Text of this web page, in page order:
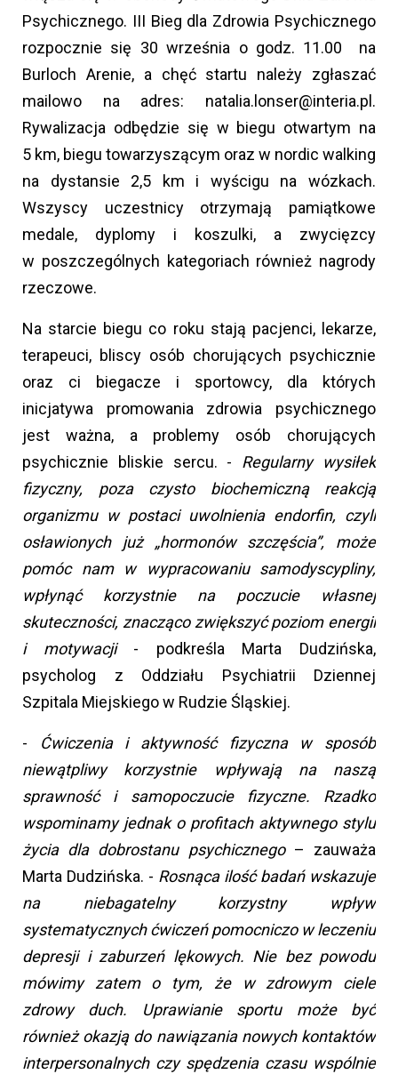
Psychicznego. III Bieg dla Zdrowia Psychicznego
rozpocznie się 30 września o godz. 11.00 na
Burloch Arenie, a chęć startu należy zgłaszać
mailowo na adres: natalia.lonser@interia.pl.
Rywalizacja odbędzie się w biegu otwartym na
5 km, biegu towarzyszącym oraz w nordic walking
na dystansie 2,5 km i wyścigu na wózkach.
Wszyscy uczestnicy otrzymają pamiątkowe
medale, dyplomy i koszulki, a zwycięzcy
w poszczególnych kategoriach również nagrody
rzeczowe.
Na starcie biegu co roku stają pacjenci, lekarze,
terapeuci, bliscy osób chorujących psychicznie
oraz ci biegacze i sportowcy, dla których
inicjatywa promowania zdrowia psychicznego
jest ważna, a problemy osób chorujących
psychicznie bliskie sercu. - Regularny wysiłek
fizyczny, poza czysto biochemiczną reakcją
organizmu w postaci uwolnienia endorfin, czyli
osławionych już „hormonów szczęścia”, może
pomóc nam w wypracowaniu samodyscypliny,
wpłynąć korzystnie na poczucie własnej
skuteczności, znacząco zwiększyć poziom energii
i motywacji- podkreśla Marta Dudzińska,
psycholog z Oddziału Psychiatrii Dziennej
Szpitala Miejskiego w Rudzie Śląskiej.
-
Ćwiczenia i aktywność fizyczna w sposób
niewątpliwy korzystnie wpływają na naszą
sprawność i samopoczucie fizyczne. Rzadko
wspominamy jednak o profitach aktywnego stylu
życia dla dobrostanu psychicznego– zauważa
Marta Dudzińska. - Rosnąca ilość badań wskazuje
na niebagatelny korzystny wpływ
systematycznych ćwiczeń pomocniczo w leczeniu
depresji i zaburzeń lękowych. Nie bez powodu
mówimy zatem o tym, że w zdrowym ciele
zdrowy duch. Uprawianie sportu może być
również okazją do nawiązania nowych kontaktów
interpersonalnych czy spędzenia czasu wspólnie